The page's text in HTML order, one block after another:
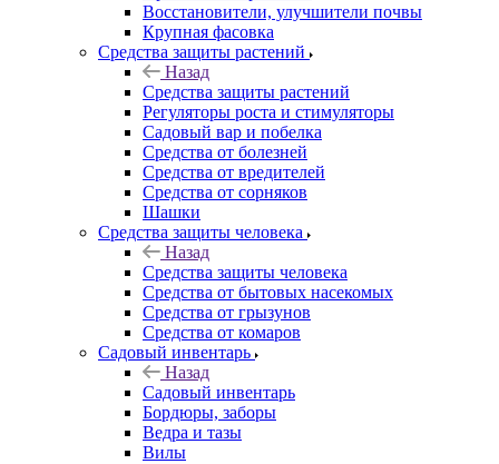
Восстановители, улучшители почвы
Крупная фасовка
Средства защиты растений
Назад
Средства защиты растений
Регуляторы роста и стимуляторы
Садовый вар и побелка
Средства от болезней
Средства от вредителей
Средства от сорняков
Шашки
Средства защиты человека
Назад
Средства защиты человека
Средства от бытовых насекомых
Средства от грызунов
Средства от комаров
Садовый инвентарь
Назад
Садовый инвентарь
Бордюры, заборы
Ведра и тазы
Вилы